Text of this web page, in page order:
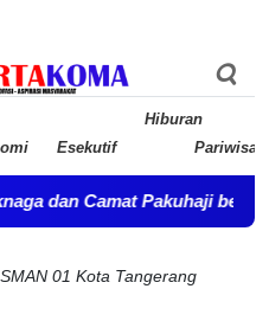
Esekutif
Hiburan
Pariwisata
Pakuhaji bersilahturahmi.
01 Kota Tangerang